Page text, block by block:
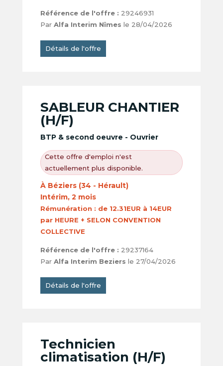
Référence de l'offre : 29246931
Par Alfa Interim Nîmes le 28/04/2026
Détails de l'offre
SABLEUR CHANTIER
(H/F)
BTP & second oeuvre - Ouvrier
Cette offre d'emploi n'est
actuellement plus disponible.
À Béziers (34 - Hérault)
Intérim, 2 mois
Rémunération : de 12.31EUR à 14EUR
par HEURE + SELON CONVENTION
COLLECTIVE
Référence de l'offre : 29237164
Par Alfa Interim Beziers le 27/04/2026
Détails de l'offre
Technicien
climatisation (H/F)